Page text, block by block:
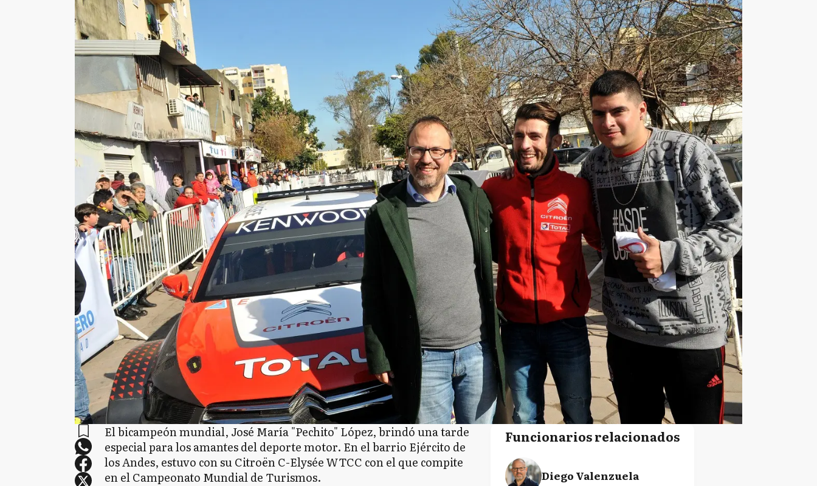
El bicampeón mundial, José María "Pechito" López, brindó una tarde
especial para los amantes del deporte motor. En el barrio Ejército de
los Andes, estuvo con su Citroën C-Elysée WTCC con el que compite
en el Campeonato Mundial de Turismos.
Funcionarios relacionados
Diego Valenzuela